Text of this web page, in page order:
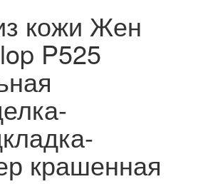
кожи Жен
P525
крашенная